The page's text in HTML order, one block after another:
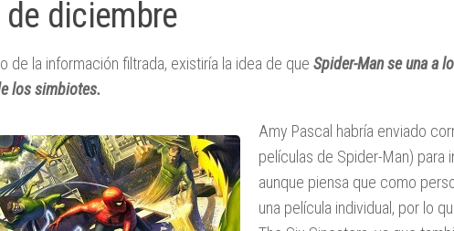
de diciembre
de la información filtrada, existiría la idea de que Spider-Man se una a
los simbiotes.
Amy Pascal habría enviado
películas de Spider-Man) para
aunque piensa que como
una película individual, por lo